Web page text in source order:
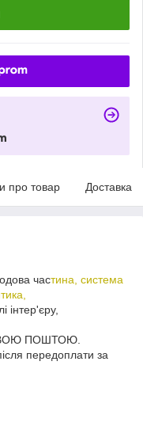
про товар Доставка
частина, система
тика,
інтер'єру,
ПОШТОЮ.
передоплати за